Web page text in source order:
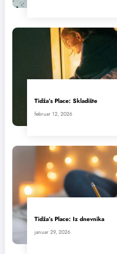
Tidža’s Place: Skladište
februar 12, 2026
Tidža’s Place: Iz dnevnika
januar 29, 2026